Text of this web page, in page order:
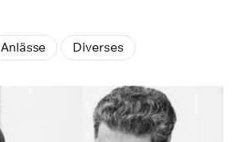
Anlässe Diverses